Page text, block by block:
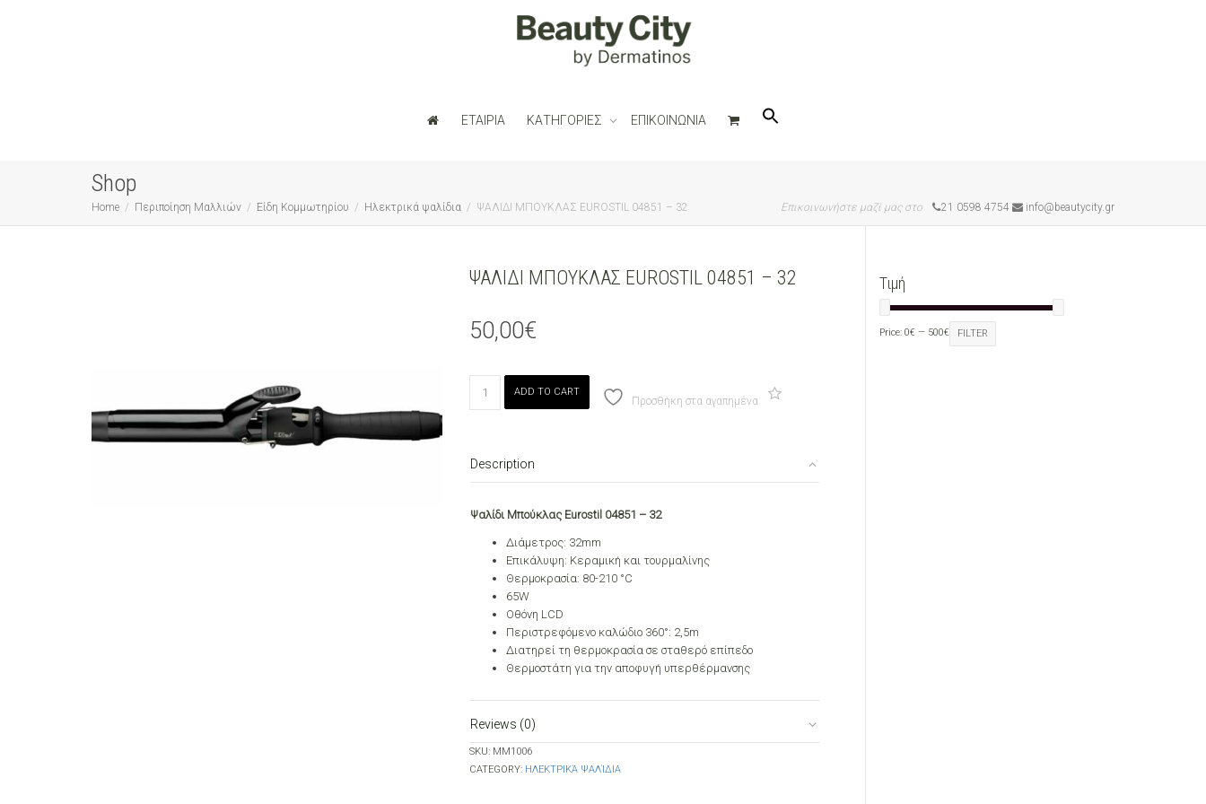
ΕΤΑΙΡΙΑ ΚΑΤΗΓΟΡΙΕΣ ΕΠΙΚΟΙΝΩΝΙΑ
Shop
Home Περιποίηση Μαλλιών Είδη Κομμωτηρίου Ηλεκτρικά ψαλίδια ΨΑΛΙΔΙ ΜΠΟΥΚΛΑΣ EUROSTIL 04851 – 32 Επικοινωνήστε μαζί μας στο 21 0598 4754 info@beautycity.gr
ΨΑΛΙΔΙ ΜΠΟΥΚΛΑΣ EUROSTIL 04851 – 32
50,00€
ΜΠΟΥΚΛΑΣ
32
ADD TO CART
Προσθήκη στα αγαπημένα
Description
Ψαλίδι Μπούκλας Eurostil 04851 – 32
Διάμετρος: 32mm
Επικάλυψη: Κεραμική και τουρμαλίνης
Θερμοκρασία: 80-210 °C
65W
Οθόνη LCD
Περιστρεφόμενο καλώδιο 360°: 2,5m
Διατηρεί τη θερμοκρασία σε σταθερό επίπεδο
Θερμοστάτη για την αποφυγή υπερθέρμανσης
Reviews (0)
SKU: ΜΜ1006
CATEGORY: ΗΛΕΚΤΡΙΚΆ ΨΑΛΊΔΙΑ
Τιμή
FILTER
Price: 0€ — 500€